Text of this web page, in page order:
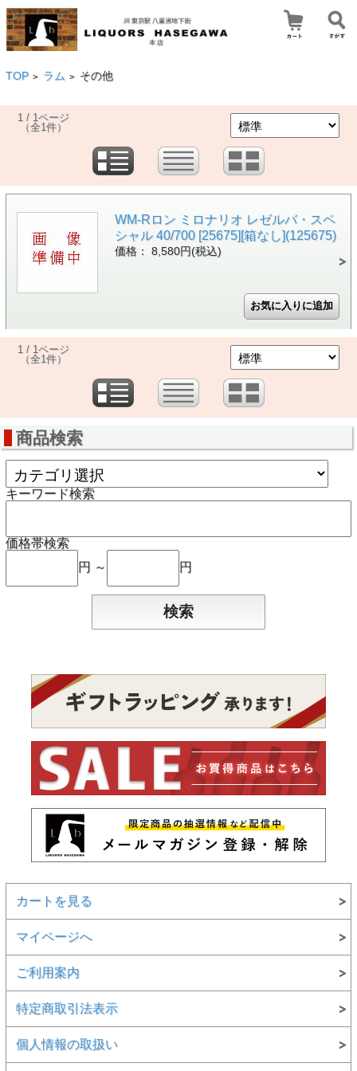
TOP > ラム > その他
1 / 1ページ
（全1件）
WM-Rロン ミロナリオ レゼルバ・スペ
シャル 40/700 [25675][箱なし](125675)
価格： 8,580円(税込)
1 / 1ページ
（全1件）
商品検索
キーワード検索
価格帯検索
円 ～
円
カートを見る
マイページへ
ご利用案内
特定商取引法表示
個人情報の取扱い